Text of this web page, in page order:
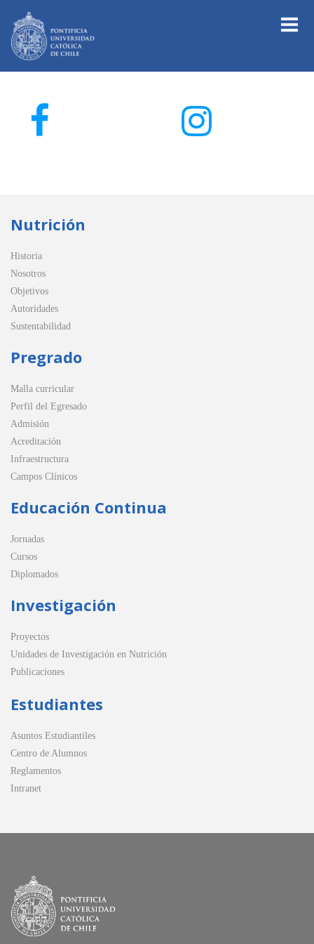
Nutrición
Historia
Nosotros
Objetivos
Autoridades
Sustentabilidad
Pregrado
Malla curricular
Perfil del Egresado
Admisión
Acreditación
Infraestructura
Campos Clínicos
Educación Continua
Jornadas
Cursos
Diplomados
Investigación
Proyectos
Unidades de Investigación en Nutrición
Publicaciones
Estudiantes
Asuntos Estudiantiles
Centro de Alumnos
Reglamentos
Intranet